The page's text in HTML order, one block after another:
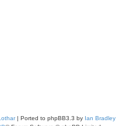
| Ported to phpBB3.3 by Ian Bradley